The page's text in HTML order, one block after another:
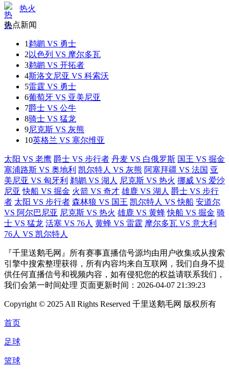
热火
热点新闻
1 鹈鹕 VS 勇士
2 以色列 VS 摩尔多瓦
3鹈鹕 VS 开拓者
4斯洛文尼亚 VS 科索沃
5雷霆 VS 勇士
6葡萄牙 VS 亚美尼亚
7爵士 VS 公牛
8骑士 VS 猛龙
9尼克斯 VS 灰熊
10英格兰 VS 塞尔维亚
太阳 VS 老鹰 爵士 VS 步行者 丹麦 VS 白俄罗斯 国王 VS 掘金
塞浦路斯 VS 奥地利 凯尔特人 VS 灰熊 阿塞拜疆 VS 法国 亚
美尼亚 VS 匈牙利 鹈鹕 VS 湖人 尼克斯 VS 热火 挪威 VS 爱沙
尼亚 快船 VS 掘金 火箭 VS 奇才 雄鹿 VS 湖人 爵士 VS 步行
者 太阳 VS 步行者 森林狼 VS 国王 凯尔特人 VS 快船 安道尔
VS 阿尔巴尼亚 尼克斯 VS 热火 雄鹿 VS 黄蜂 快船 VS 掘金 骑
士 VS 猛龙 活塞 VS 76人 黄蜂 VS 雷霆 摩尔多瓦 VS 意大利
76人 VS 凯尔特人
『千里送鹅毛网』所有赛事直播信号源均由用户收集或从搜索
引擎中搜索整理获得，所有内容均来自互联网，我们自身不提
供任何直播信号和视频内容，如有侵犯您的权益请联系我们，
我们会第一时间处理 页面更新时间：2026-04-07 21:39:23
Copyright © 2025 All Rights Reserved 千里送鹅毛网 版权所有
首页
足球
篮球